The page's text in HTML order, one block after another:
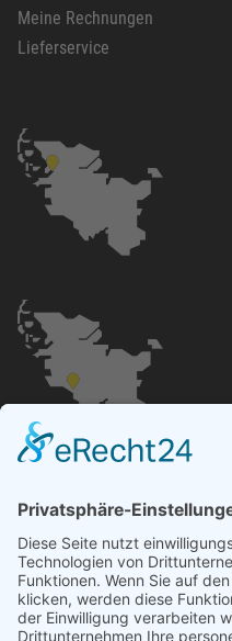
Meine Rechnungen
Lieferservice